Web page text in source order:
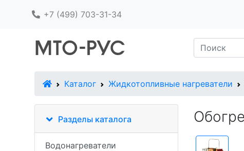
+7 (499) 703-31-34
В начало
Каталог Жидкотопливные нагреватели
Разделы каталога
Водонагреватели